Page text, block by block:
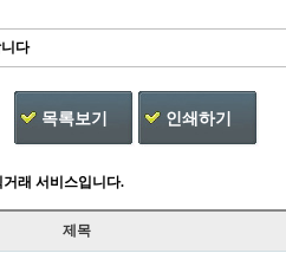
다
목록보기 인쇄하기
거래 서비스입니다.
제목